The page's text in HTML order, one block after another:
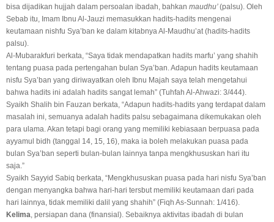
bisa dijadikan hujjah dalam persoalan ibadah, bahkan maudhu’(palsu). Oleh
Sebab itu, Imam Ibnu Al-Jauzi memasukkan hadits-hadits mengenai
keutamaan nishfu Sya’ban ke dalam kitabnya Al-Maudhu’at (hadits-hadits
palsu).
Al-Mubarakfuri berkata, “Saya tidak mendapatkan hadits marfu’ yang shahih
tentang puasa pada pertengahan bulan Sya’ban. Adapun hadits keutamaan
nisfu Sya’ban yang diriwayatkan oleh Ibnu Majah saya telah mengetahui
bahwa hadits ini adalah hadits sangat lemah” (Tuhfah Al-Ahwazi: 3/444).
Syaikh Shalih bin Fauzan berkata, “Adapun hadits-hadits yang terdapat dalam
masalah ini, semuanya adalah hadits palsu sebagaimana dikemukakan oleh
para ulama. Akan tetapi bagi orang yang memiliki kebiasaan berpuasa pada
ayyamul bidh (tanggal 14, 15, 16), maka ia boleh melakukan puasa pada
bulan Sya’ban seperti bulan-bulan lainnya tanpa mengkhususkan hari itu
saja.”
Syaikh Sayyid Sabiq berkata, “Mengkhususkan puasa pada hari nisfu Sya’ban
dengan menyangka bahwa hari-hari tersbut memiliki keutamaan dari pada
hari lainnya, tidak memiliki dalil yang shahih” (Fiqh As-Sunnah: 1/416).
Kelima, persiapan dana (finansial). Sebaiknya aktivitas ibadah di bulan